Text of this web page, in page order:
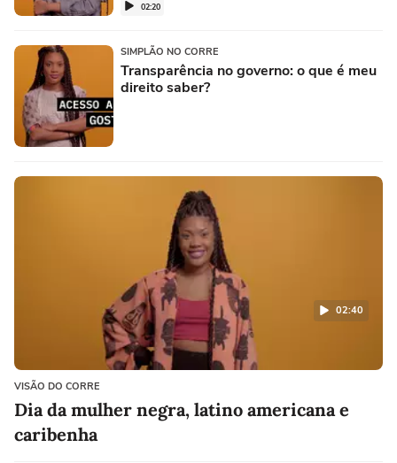
02:20
SIMPLÃO NO CORRE
Transparência no governo: o que é meu
direito saber?
VISÃO DO CORRE
Dia da mulher negra, latino americana e
caribenha
02:40